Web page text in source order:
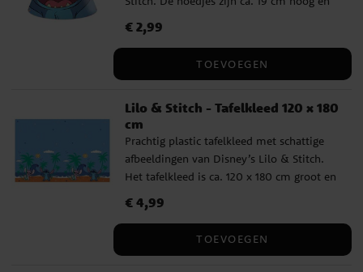
comfortabel elastiek.
Prijs:€ 2,99
€ 2,99
TOEVOEGEN
Lilo & Stitch - Tafelkleed 120 x 180
cm
Prachtig plastic tafelkleed met schattige
afbeeldingen van Disney’s Lilo & Stitch.
Het tafelkleed is ca. 120 x 180 cm groot en
Prijs :€ 4,99
€ 4,99
TOEVOEGEN